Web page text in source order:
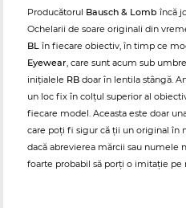
Producătorul Bausch & Lomb încă
Ochelarii de soare originali din
BL în fiecare obiectiv, în timp ce
Eyewear, care sunt acum sub
inițialele RB doar în lentila stângă.
un loc fix în colțul superior al
fiecare model. Aceasta este doar
care poți fi sigur că ții un original în
dacă abrevierea mărcii sau numele
foarte probabil să porți o imitație pe